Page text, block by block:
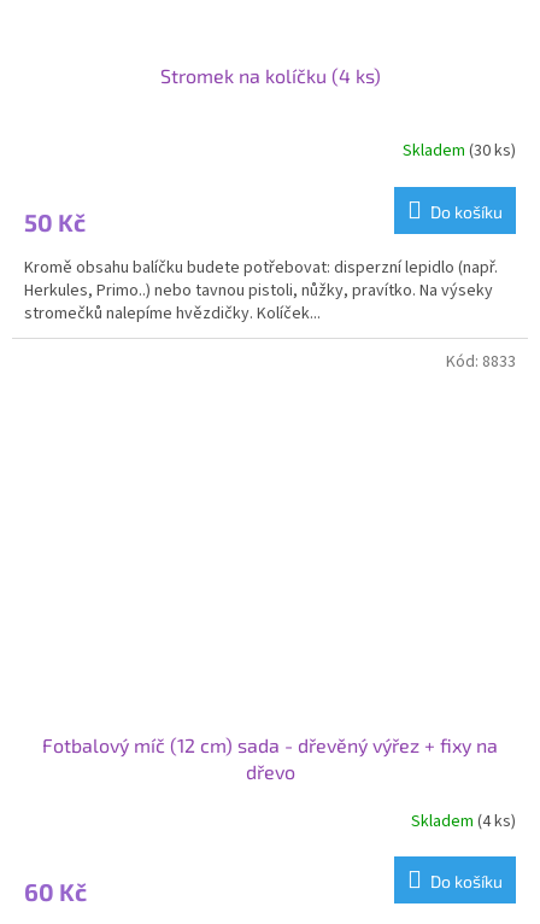
Stromek na kolíčku (4 ks)
Skladem (30 ks)
50 Kč Do košíku
Kromě obsahu balíčku budete potřebovat: disperzní lepidlo (např.
Herkules, Primo..) nebo tavnou pistoli, nůžky, pravítko. Na výseky
stromečků nalepíme hvězdičky. Kolíček...
Fotbalový míč (12 cm) sada - dřevěný výřez + fixy na
dřevo
Skladem (4 ks)
60 Kč Do košíku
Kód: 8833